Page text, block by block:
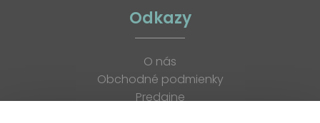
Odkazy
O nás
Obchodné podmienky
Predajne